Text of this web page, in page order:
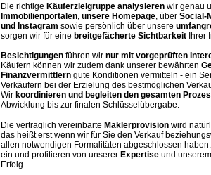
Die richtige Käuferzielgruppe analysieren wir genau
Immobilienportalen, unsere Homepage, über Social-
und Instagram sowie persönlich über unsere
sorgen wir für eine breitgefächerte Sichtbarkeit Ihrer
Besichtigungen führen wir nur mit vorgeprüften
Käufern können wir zudem dank unserer bewährten
Finanzvermittlern gute Konditionen vermitteln - ein
Verkäufern bei der Erzielung des bestmöglichen
Wir koordinieren und begleiten den gesamten
Abwicklung bis zur finalen Schlüsselübergabe.
Die vertraglich vereinbarte Maklerprovision wird
das heißt erst wenn wir für Sie den Verkauf
allen notwendigen Formalitäten abgeschlossen
ein und profitieren von unserer Expertise und unserem
Erfolg.